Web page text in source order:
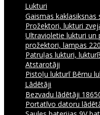
Lukturi
Gaismas kaklasiksnas
Prožektori, lukturi
Ultravioletie lukturi un
prožektori, lampas
Patruļas lukturi,
Atstarotāji
Pistoļu lukturī Bērnu
Lādētāji
Bezvadu lādētāji
Portatīvo datoru